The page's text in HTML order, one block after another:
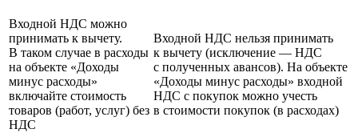
Входной НДС можно
принимать к вычету.
В таком случае в расходы
на объекте «Доходы
минус расходы»
включайте стоимость
товаров (работ, услуг) без
НДС
Входной НДС нельзя принимать
к вычету (исключение — НДС
с полученных авансов). На объекте
«Доходы минус расходы» входной
НДС с покупок можно учесть
в стоимости покупок (в расходах)